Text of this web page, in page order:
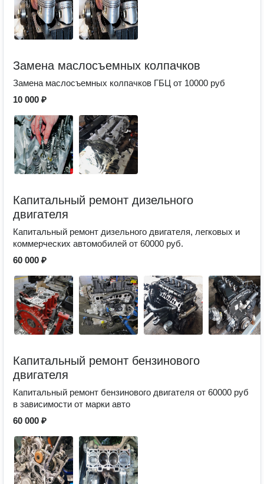
Замена маслосъемных колпачков
Замена маслосъемных колпачков ГБЦ от 10000 руб
10 000 ₽
Капитальный ремонт дизельного
двигателя
Капитальный ремонт дизельного двигателя, легковых и
коммерческих автомобилей от 60000 руб.
60 000 ₽
Капитальный ремонт бензинового
двигателя
Капитальный ремонт бензинового двигателя от 60000 руб
в зависимости от марки авто
60 000 ₽